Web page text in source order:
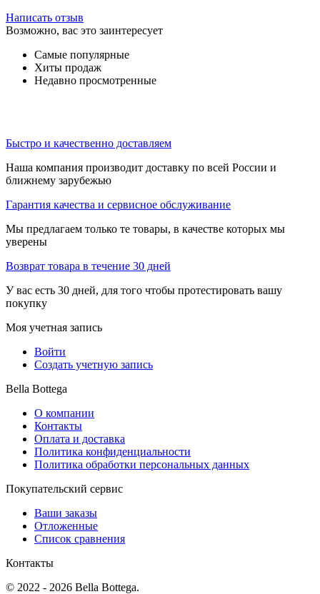
Написать отзыв
Возможно, вас это заинтересует
Самые популярные
Хиты продаж
Недавно просмотренные
Быстро и качественно доставляем
Наша компания производит доставку по всей России и
ближнему зарубежью
Гарантия качества и сервисное обслуживание
Мы предлагаем только те товары, в качестве которых мы
уверены
Возврат товара в течение 30 дней
У вас есть 30 дней, для того чтобы протестировать вашу
покупку
Моя учетная запись
Войти
Создать учетную запись
Bella Bottega
О компании
Контакты
Оплата и доставка
Политика конфиденциальности
Политика обработки персональных данных
Покупательский сервис
Ваши заказы
Отложенные
Список сравнения
Контакты
© 2022 - 2026 Bella Bottega.